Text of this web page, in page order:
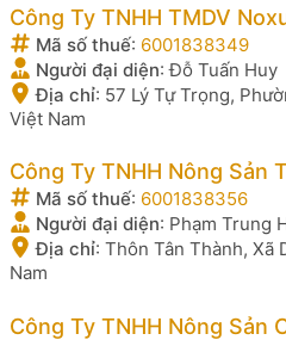
Công Ty TNHH TMDV
Mã số thuế: 6001838349
Người đại diện:Đỗ Tuấn Huy
Địa chỉ: 57 Lý Tự Trọng,
Việt Nam
Công Ty TNHH Nông Sản
Mã số thuế: 6001838356
Người đại diện: Phạm Trung
Địa chỉ: Thôn Tân Thành, Xã
Nam
Công Ty TNHH Nông Sản